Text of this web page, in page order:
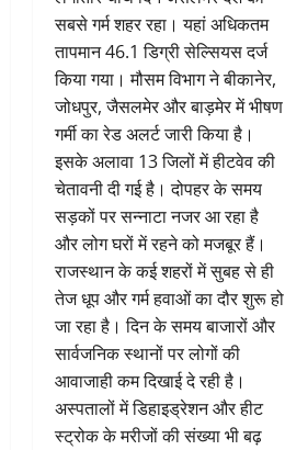
सबसे गर्म शहर रहा। यहां अधिकतम
तापमान 46.1 डिग्री सेल्सियस दर्ज
किया गया। मौसम विभाग ने बीकानेर,
जोधपुर, जैसलमेर और बाड़मेर में भीषण
गर्मी का रेड अलर्ट जारी किया है।
इसके अलावा 13 जिलों में हीटवेव की
चेतावनी दी गई है। दोपहर के समय
सड़कों पर सन्नाटा नजर आ रहा है
और लोग घरों में रहने को मजबूर हैं।
राजस्थान के कई शहरों में सुबह से ही
तेज धूप और गर्म हवाओं का दौर शुरू हो
जा रहा है। दिन के समय बाजारों और
सार्वजनिक स्थानों पर लोगों की
आवाजाही कम दिखाई दे रही है।
अस्पतालों में डिहाइड्रेशन और हीट
स्ट्रोक के मरीजों की संख्या भी बढ़